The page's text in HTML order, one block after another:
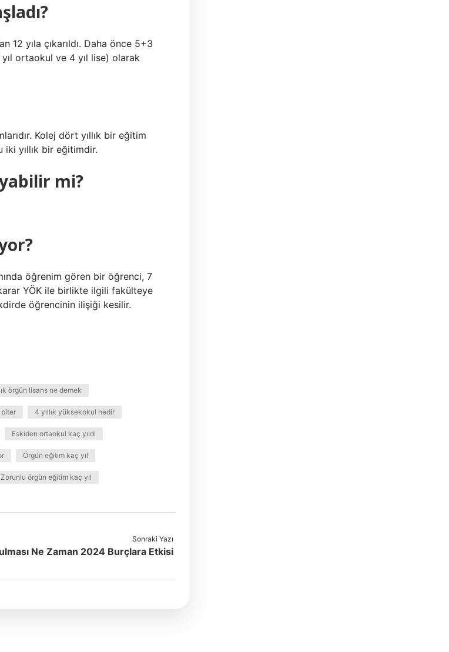
12 yıla çıkarıldı. Daha önce 5+3
ortaokul ve 4 yıl lise) olarak
Kolej dört yıllık bir eğitim
iki yıllık bir eğitimdir.
mi?
öğrenim gören bir öğrenci, 7
YÖK ile birlikte ilgili fakülteye
öğrencinin ilişiği kesilir.
örgün lisans ne demek
biter 4 yıllık yüksekokul nedir
Eskiden ortaokul kaç yıldı
Örgün eğitim kaç yıl
Zorunlu örgün eğitim kaç yıl
Sonraki Yazı
Ne Zaman 2024 Burçlara Etkisi